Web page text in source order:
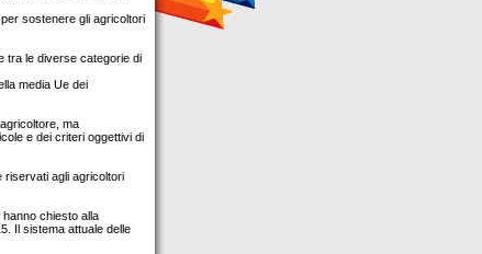
sostenere gli agricoltori
tra le diverse categorie di
media Ue dei
ma
e dei criteri oggettivi di
riservati agli agricoltori
chiesto alla
Il sistema attuale delle